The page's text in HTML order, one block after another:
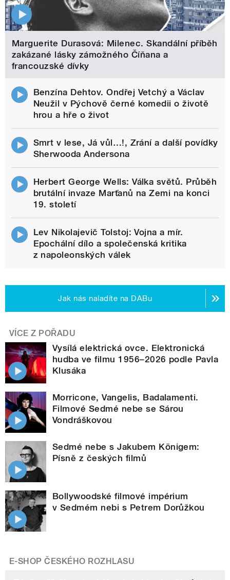
Marguerite Durasová: Milenec. Skandální příběh
zakázané lásky zámožného Číňana a
francouzské dívky
Benzína Dehtov. Ondřej Vetchý a Václav
Neužil v Pýchově černé komedii o životě
hrou a hře o život
Smrt v lese, Já vůl…!, Zrání a další povídky
Sherwooda Andersona
Herbert George Wells: Válka světů. Průběh
brutální invaze Marťanů na Zemi na konci
19. století
Lev Nikolajevič Tolstoj: Vojna a mír.
Epochální dílo a společenská kritika
z napoleonských válek
Jak nás naladíte na DABu
VÍCE Z POŘADU
Vysílá elektrická ovce. Elektronická
hudba ve filmu 1956–2026 podle Pavla
Klusáka
Morricone, Vangelis, Badalamenti.
Filmové Sedmé nebe se Sárou
Vondráškovou
Sedmé nebe s Jakubem Königem:
Písně z českých filmů
Bollywoodské filmové impérium
v Sedmém nebi s Petrem Dorůžkou
E-SHOP ČESKÉHO ROZHLASU